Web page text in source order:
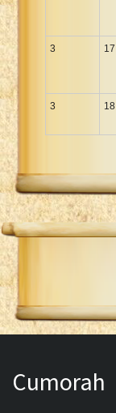
3 17
3 18
Cumorah